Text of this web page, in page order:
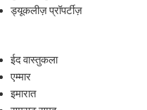
ड्यूकलीज़ प्रॉपर्टीज़
ईद वास्तुकला
एम्मार
इमारात